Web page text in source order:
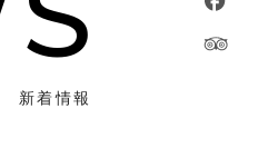
新着情報
新着情報